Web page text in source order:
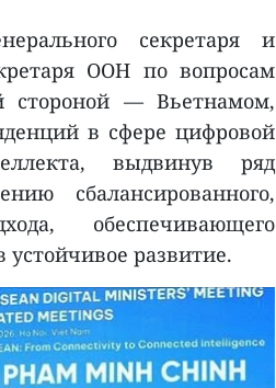
секретаря и
ООН по вопросам
стороной — Вьетнамом,
в сфере цифровой
выдвинув ряд
сбалансированного,
обеспечивающего
развитие.